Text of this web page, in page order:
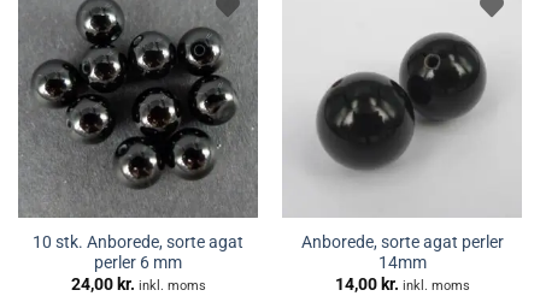
10 stk. Anborede, sorte agat
perler 6 mm
24,00 kr. inkl. moms
Anborede, sorte agat perler
14mm
14,00 kr. inkl. moms